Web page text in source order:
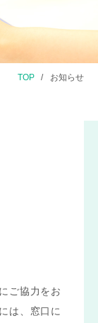
TOP お知らせ
ご協力をお
は、窓口に